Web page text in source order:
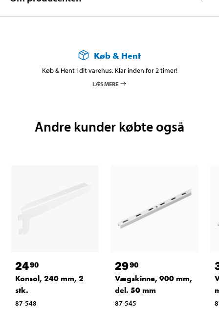
Køb & Hent
Køb & Hent i dit varehus. Klar inden for 2 timer!
LÆS MERE
Andre kunder købte også
2490
Konsol, 240 mm, 2
stk.
87-548
2990
Vægskinne, 900 mm,
del. 50 mm
87-545